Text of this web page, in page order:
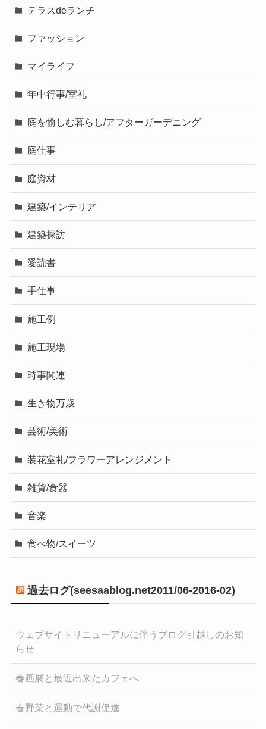
テラスdeランチ
ファッション
マイライフ
年中行事/室礼
庭を愉しむ暮らし/アフターガーデニング
庭仕事
庭資材
建築/インテリア
建築探訪
愛読書
手仕事
施工例
施工現場
時事関連
生き物万歳
芸術/美術
装花室礼/フラワーアレンジメント
雑貨/食器
音楽
食べ物/スイーツ
過去ログ(seesaablog.net2011/06-2016-02)
ウェブサイトリニューアルに伴うブログ引越しのお知
らせ
春画展と最近出来たカフェへ
春野菜と運動で代謝促進